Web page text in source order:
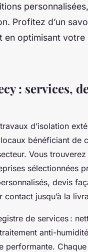
Profitez d’un
en optimisant
: services,
d’isolation
bénéficiant de
Vous
sélectionnées
devis
jusqu’à la
de services :
anti-
performante.